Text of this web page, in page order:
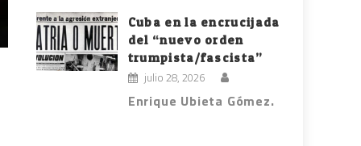
Cuba en la encrucijada
del “nuevo orden
trumpista/fascista”
julio 28, 2026
Enrique Ubieta Gómez.